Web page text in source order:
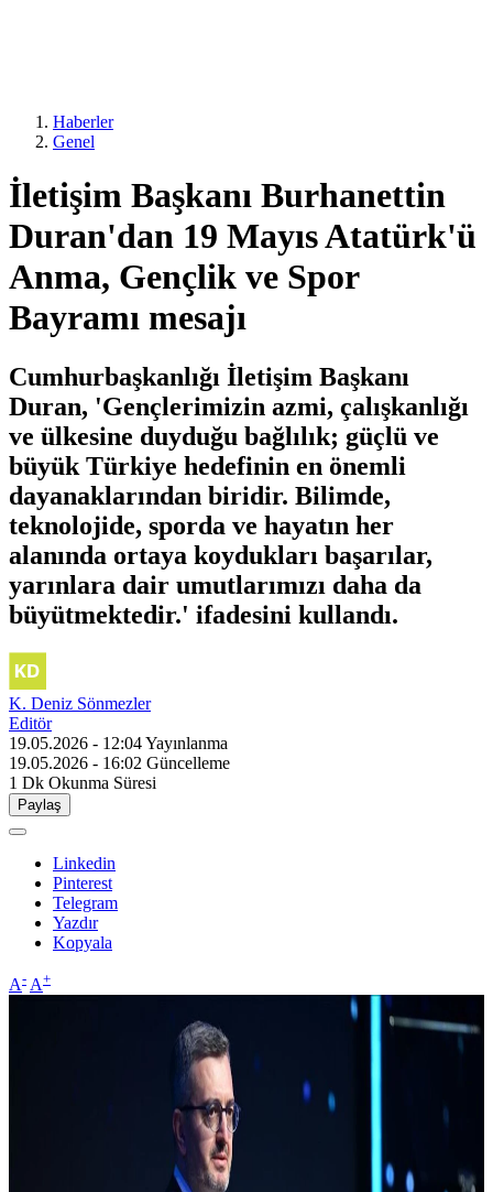
Haberler
Genel
İletişim Başkanı Burhanettin
Duran'dan 19 Mayıs Atatürk'ü
Anma, Gençlik ve Spor
Bayramı mesajı
Cumhurbaşkanlığı İletişim Başkanı
Duran, 'Gençlerimizin azmi, çalışkanlığı
ve ülkesine duyduğu bağlılık; güçlü ve
büyük Türkiye hedefinin en önemli
dayanaklarından biridir. Bilimde,
teknolojide, sporda ve hayatın her
alanında ortaya koydukları başarılar,
yarınlara dair umutlarımızı daha da
büyütmektedir.' ifadesini kullandı.
K. Deniz Sönmezler
Editör
19.05.2026 - 12:04Yayınlanma
19.05.2026 - 16:02 Güncelleme
1 Dk Okunma Süresi
Paylaş
Linkedin
Pinterest
Telegram
Yazdır
Kopyala
A- A+